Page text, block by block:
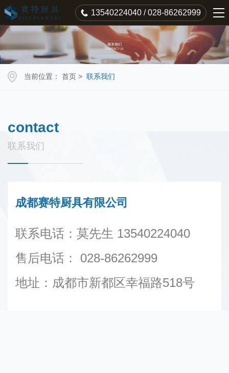
13540224040 / 028-86262999
当前位置： 首页 > 联系我们
contact
联系我们
成都赛特厨具有限公司
联系电话：莫先生 13540224040
售后电话： 028-86262999
地址：成都市新都区幸福路518号